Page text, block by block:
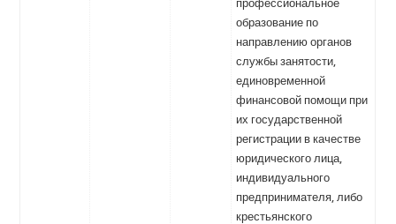
профессиональное
образование по
направлению органов
службы занятости,
единовременной
финансовой помощи при
их государственной
регистрации в качестве
юридического лица,
индивидуального
предпринимателя, либо
крестьянского